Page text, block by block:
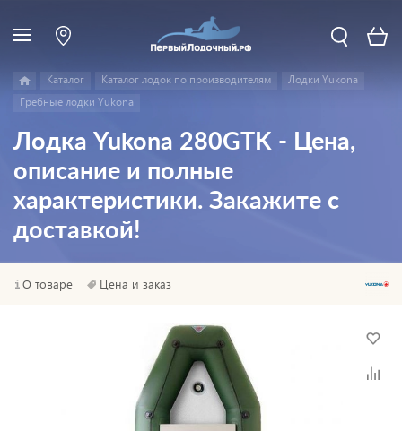
Каталог Каталог лодок по производителям
Лодки Yukona
Гребные лодки Yukona
Лодка Yukona 280GTK - Цена,
описание и полные
характеристики. Закажите с
доставкой!
О товаре Цена и заказ